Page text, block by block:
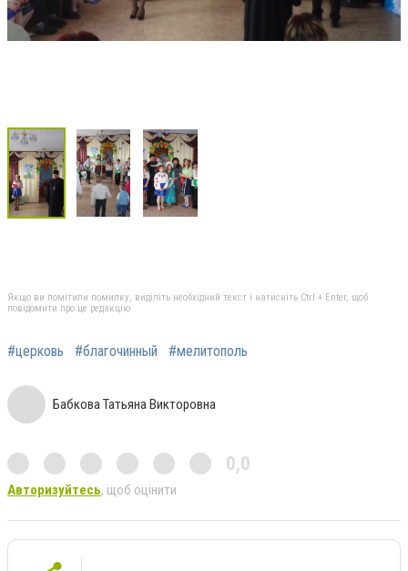
Якщо ви помітили помилку, виділіть необхідний текст і натисніть Ctrl + Enter, щоб
повідомити про це редакцію
#церковь #благочинный #мелитополь
Бабкова Татьяна Викторовна
0,0
Авторизуйтесь, щоб оцінити